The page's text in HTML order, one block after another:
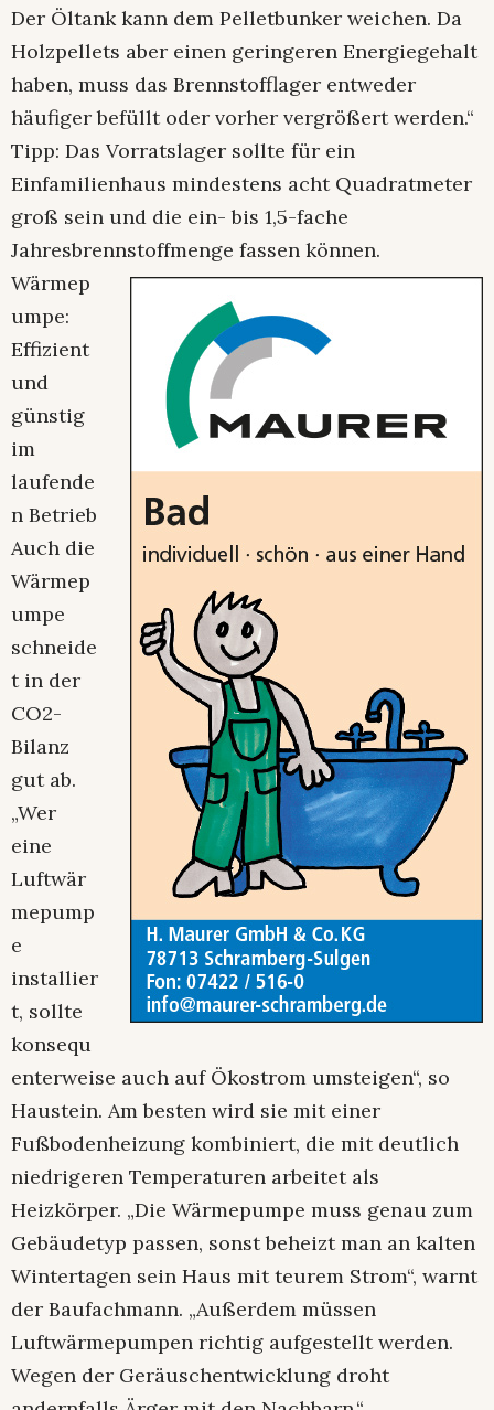
Der Öltank kann dem Pelletbunker weichen. Da
Holzpellets aber einen geringeren Energiegehalt
haben, muss das Brennstofflager entweder
häufiger befüllt oder vorher vergrößert werden.“
Tipp: Das Vorratslager sollte für ein
Einfamilienhaus mindestens acht Quadratmeter
groß sein und die ein- bis 1,5-fache
Jahresbrennstoffmenge fassen können.
Wärmep
umpe:
Effizient
und
günstig
im
laufende
n Betrieb
Auch die
Wärmep
umpe
schneide
t in der
CO2-
Bilanz
gut ab.
„Wer
eine
Luftwär
mepump
e
installier
t, sollte
konsequ
enterweise auch auf Ökostrom umsteigen“, so
Haustein. Am besten wird sie mit einer
Fußbodenheizung kombiniert, die mit deutlich
niedrigeren Temperaturen arbeitet als
Heizkörper. „Die Wärmepumpe muss genau zum
Gebäudetyp passen, sonst beheizt man an kalten
Wintertagen sein Haus mit teurem Strom“, warnt
der Baufachmann. „Außerdem müssen
Luftwärmepumpen richtig aufgestellt werden.
Wegen der Geräuschentwicklung droht